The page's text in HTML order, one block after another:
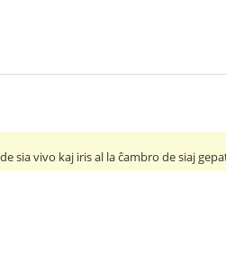
sia vivo kaj iris al la ĉambro de siaj